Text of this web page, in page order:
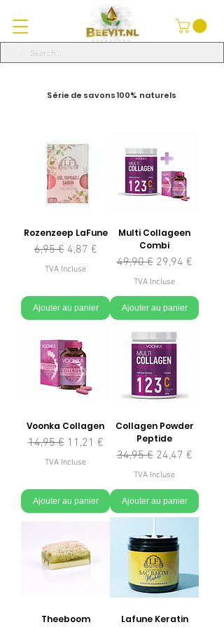
Série de savons 100% naturels
Rozenzeep LaFune
Prix original
6,95 € Prix promotionnel
4,87 €
TVA Incluse
Ajouter au panier
Multi Collageen
Combi
Prix original
49,90 € Prix
29,94 €
TVA Incluse
Ajouter au panier
Voonka Collagen
Prix original
14,95 € Prix promotionnel
11,21 €
TVA Incluse
Ajouter au panier
Collagen Powder
Peptide
Prix original
34,95 € Prix
24,47 €
TVA Incluse
Ajouter au panier
Theeboom
Lafune Keratin